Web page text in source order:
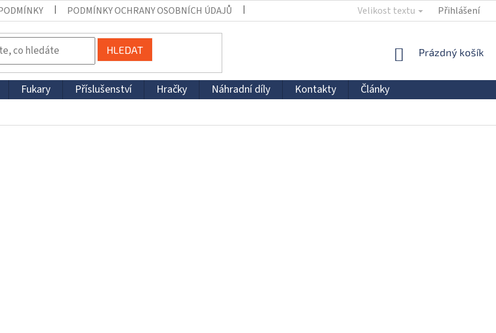
PODMÍNKY OCHRANY OSOBNÍCH ÚDAJŮ Velikost textu Přihlášení
HLEDAT
NÁKUPNÍ
Prázdný košík
Fukary Příslušenství Hračky Náhradní díly Kontakty Články